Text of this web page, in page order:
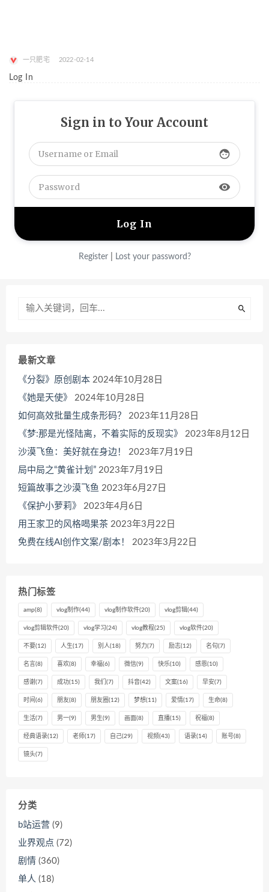
一只肥宅 2022-02-14
Log In
Sign in to Your Account
face
visibility
Register| Lost your password?
最新文章
《分裂》原创剧本 2024年10月28日
《她是天使》
2024年10月28日
如何高效批量生成条形码？
2023年11月28日
《梦:那是光怪陆离，不着实际的反现实》
2023年8月12日
沙漠飞鱼：美好就在身边！
2023年7月19日
局中局之“黄雀计划” 2023年7月19日
短篇故事之沙漠飞鱼 2023年6月27日
《保护小萝莉》
2023年4月6日
用王家卫的风格喝果茶 2023年3月22日
免费在线AI创作文案/剧本！
2023年3月22日
热门标签
amp(8) vlog制作(44) vlog制作软件(20) vlog剪辑(44)
vlog剪辑软件(20) vlog学习(24) vlog教程(25) vlog软件(20)
不要(12) 人生(17) 别人(18) 努力(7) 励志(12) 名句(7)
名言 (8) 喜欢(8) 幸福(6) 微信(9) 快乐(10) 感恩(10)
感谢(7) 成功(15) 我们 (7) 抖音(42) 文案(16) 早安(7)
时间 (6) 朋友(8) 朋友圈 (12) 梦想(11) 爱情(17) 生命(8)
生活(7) 男一(9) 男生(9) 画面(8) 直播(15) 祝福(8)
经典语录(12) 老师(17) 自己(29) 视频(43) 语录(14) 账号(8)
镜头(7)
分类
b站运营 (9)
业界观点 (72)
剧情 (360)
单人 (18)